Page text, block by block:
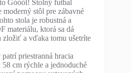
Góóól! Stolný futbal
stôl pre zábavné
stola je robustná a
materiálu, ktorá sa dá
zložiť a vďaka tomu ušetríte
priestranná hracia
cm rýchle a jednoduché